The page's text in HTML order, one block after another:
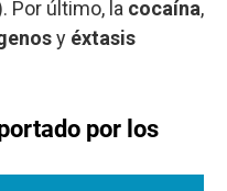
Por último, la cocaína,
y éxtasis